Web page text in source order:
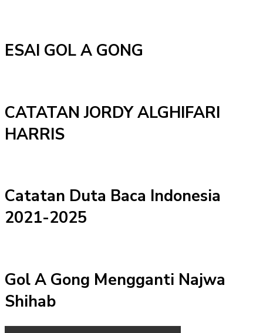
ESAI GOL A GONG
CATATAN JORDY ALGHIFARI
HARRIS
Catatan Duta Baca Indonesia
2021-2025
Gol A Gong Mengganti Najwa
Shihab